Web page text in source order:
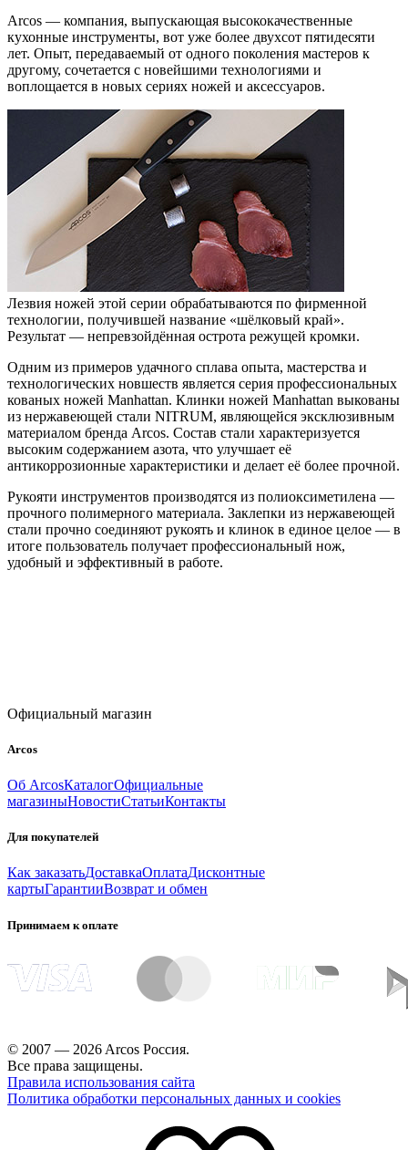
Arcos — компания, выпускающая высококачественные
кухонные инструменты, вот уже более двухсот пятидесяти
лет. Опыт, передаваемый от одного поколения мастеров к
другому, сочетается с новейшими технологиями и
воплощается в новых сериях ножей и аксессуаров.
Лезвия ножей этой серии обрабатываются по фирменной
технологии, получившей название «шёлковый край».
Результат — непревзойдённая острота режущей кромки.
Одним из примеров удачного сплава опыта, мастерства и
технологических новшеств является серия профессиональных
кованых ножей Manhattan. Клинки ножей Manhattan выкованы
из нержавеющей стали NITRUM, являющейся эксклюзивным
материалом бренда Arcos. Состав стали характеризуется
высоким содержанием азота, что улучшает её
антикоррозионные характеристики и делает её более прочной.
Рукояти инструментов производятся из полиоксиметилена —
прочного полимерного материала. Заклепки из нержавеющей
стали прочно соединяют рукоять и клинок в единое целое — в
итоге пользователь получает профессиональный нож,
удобный и эффективный в работе.
Официальный магазин
Arcos
Об ArcosКаталогОфициальные
магазиныНовостиСтатьиКонтакты
Для покупателей
Как заказатьДоставкаОплатаДисконтные
картыГарантииВозврат и обмен
Принимаем к оплате
© 2007 — 2026 Arcos Россия.
Все права защищены.
Правила использования сайта
Политика обработки персональных данных и cookies